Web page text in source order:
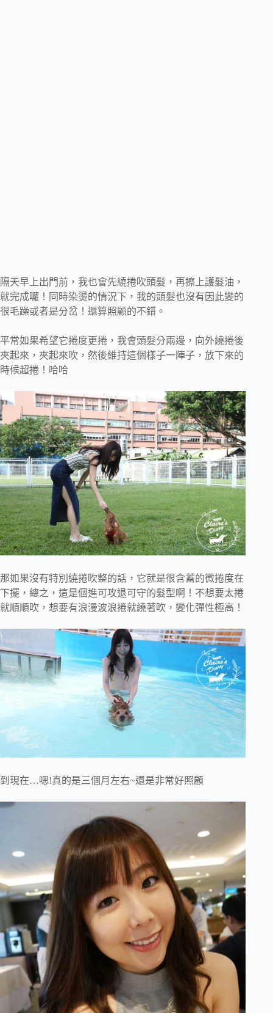
隔天早上出門前，我也會先繞捲吹頭髮，再擦上護髮油，
就完成囉！同時染燙的情況下，我的頭髮也沒有因此變的
很毛躁或者是分岔！還算照顧的不錯。
平常如果希望它捲度更捲，我會頭髮分兩邊，向外繞捲後
夾起來，夾起來吹，然後維持這個樣子一陣子，放下來的
時候超捲！哈哈
那如果沒有特別繞捲吹整的話，它就是很含蓄的微捲度在
下擺，總之，這是個進可攻退可守的髮型啊！不想要太捲
就順順吹，想要有浪漫波浪捲就繞著吹，變化彈性極高！
到現在…嗯!真的是三個月左右~還是非常好照顧